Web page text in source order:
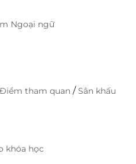
Ngoại ngữ
Điểm tham quan /Sân khấu
khóa học